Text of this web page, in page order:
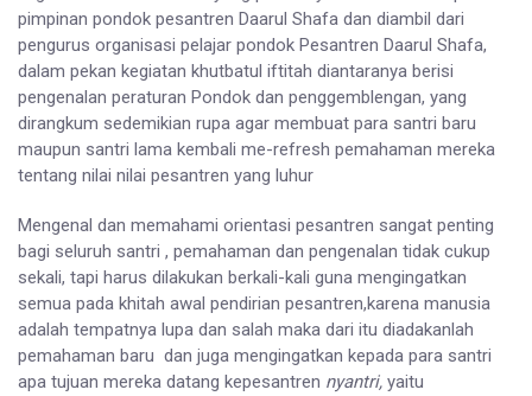
pimpinan pondok pesantren Daarul Shafa dan diambil dari
pengurus organisasi pelajar pondok Pesantren Daarul Shafa,
dalam pekan kegiatan khutbatul iftitah diantaranya berisi
pengenalan peraturan Pondok dan penggemblengan, yang
dirangkum sedemikian rupa agar membuat para santri baru
maupun santri lama kembali me-refresh pemahaman mereka
tentang nilai nilai pesantren yang luhur
Mengenal dan memahami orientasi pesantren sangat penting
bagi seluruh santri , pemahaman dan pengenalan tidak cukup
sekali, tapi harus dilakukan berkali-kali guna mengingatkan
semua pada khitah awal pendirian pesantren,karena manusia
adalah tempatnya lupa dan salah maka dari itu diadakanlah
pemahaman baru dan juga mengingatkan kepada para santri
apa tujuan mereka datang kepesantren nyantri, yaitu